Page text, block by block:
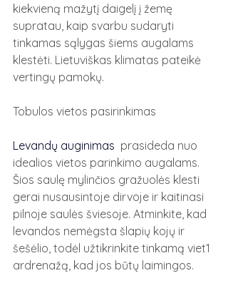
kiekvieną mažytį daigelį į žemę
supratau, kaip svarbu sudaryti
tinkamas sąlygas šiems augalams
klestėti. Lietuviškas klimatas pateikė
vertingų pamokų.
Tobulos vietos pasirinkimas
Levandų auginimas
  prasideda nuo
idealios vietos parinkimo augalams.
Šios saulę mylinčios gražuolės klesti
gerai nusausintoje dirvoje ir kaitinasi
pilnoje saulės šviesoje. Atminkite, kad
levandos nemėgsta šlapių kojų ir
šešėlio, todėl užtikrinkite tinkamą viet1
ardrenažą, kad jos būtų laimingos.